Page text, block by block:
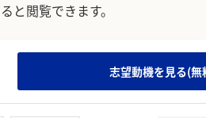
と閲覧できます。
志望動機を見る(無